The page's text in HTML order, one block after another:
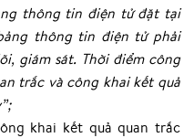
thông tin điện tử đặt tại
thông tin điện tử phải
giám sát. Thời điểm công
trắc và công khai kết quả
khai kết quả quan trắc